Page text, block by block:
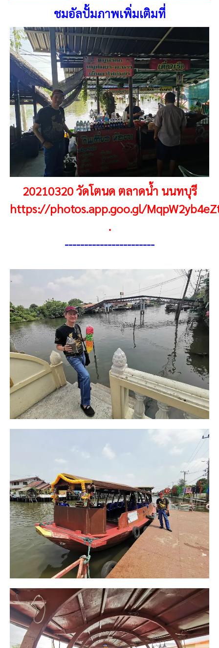
ชมอัลปั้มภาพเพิ่มเติมที่
20210320 วัดโตนด ตลาดน้ำ นนทบุรี
https://photos.app.goo.gl/
.
-----------------------